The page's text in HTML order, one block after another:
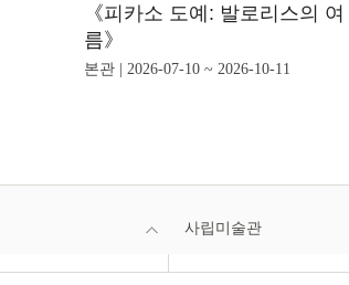
《피카소 도예: 발로리스의 여
름》
본관 | 2026-07-10 ~ 2026-10-11
사립미술관